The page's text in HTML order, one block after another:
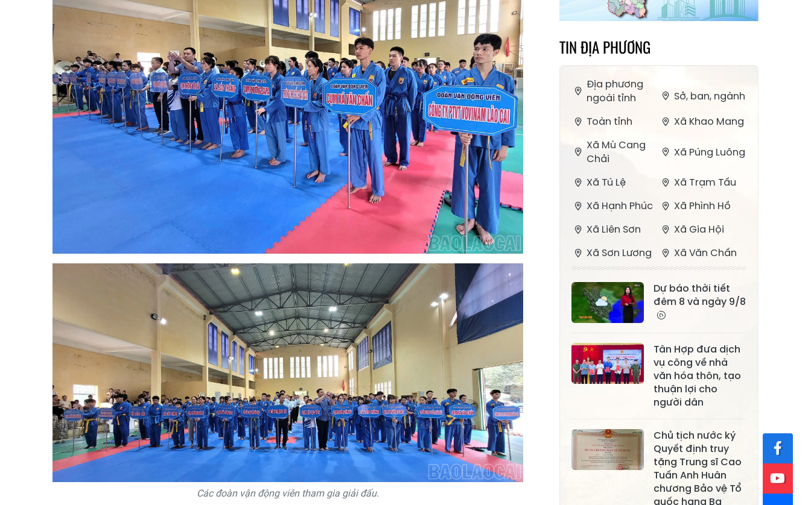
Các đoàn vận động viên tham gia giải đấu.
TIN ĐỊA PHƯƠNG
Địa phương
ngoài tỉnh
Sở, ban, ngành
Toàn tỉnh
Xã Khao Mang
Xã Mù Cang
Chải
Xã Púng Luông
Xã Tú Lệ
Xã Trạm Tấu
Xã Hạnh Phúc
Xã Phình Hồ
Xã Liên Sơn
Xã Gia Hội
Xã Sơn Lương
Xã Văn Chấn
Bằng La
Xã Chấn Thịnh
Xã Nghĩa Tâm
Xã Châu Quế
Xã Lâm Giang
Xã Đông
Cuông
Xã Tân Hợp
Xã Mỏ Vàng
Xã Lâm
Thượng
Xã Lục Yên
Xã Tân Lĩnh
Xã Phúc Lợi
Dự báo thời tiết
đêm 8 và ngày 9/8
Tân Hợp đưa dịch
vụ công về nhà
văn hóa thôn, tạo
thuận lợi cho
người dân
Chủ tịch nước ký
Quyết định truy
tặng Trung sĩ Cao
Tuấn Anh Huân
chương Bảo vệ Tổ
quốc hạng Ba